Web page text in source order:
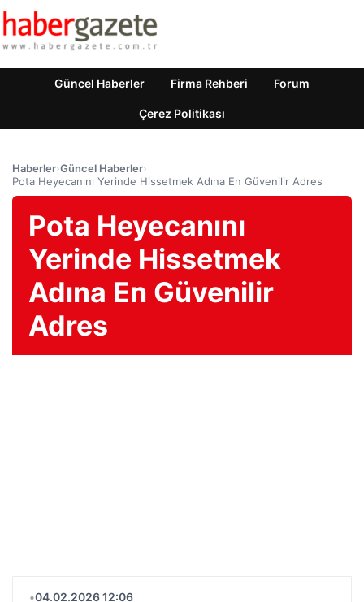
Güncel Haberler Firma Rehberi Forum
Çerez Politikası
Haberler›Güncel Haberler›
Pota Heyecanını Yerinde Hissetmek Adına En Güvenilir Adres
Pota Heyecanını
Yerinde Hissetmek
Adına En Güvenilir
Adres
•04.02.2026 12:06